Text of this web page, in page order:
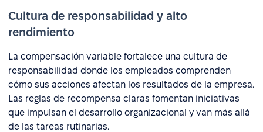
Cultura de responsabilidad y alto
rendimiento
La compensación variable fortalece una cultura de
responsabilidad donde los empleados comprenden
cómo sus acciones afectan los resultados de la empresa.
Las reglas de recompensa claras fomentan iniciativas
que impulsan el desarrollo organizacional y van más allá
de las tareas rutinarias.